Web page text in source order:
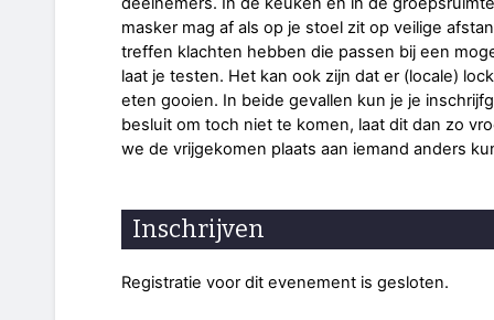
masker mag af als op je stoel zit op veilige
treffen klachten hebben die passen bij een
laat je testen. Het kan ook zijn dat er (locale)
eten gooien. In beide gevallen kun je je
besluit om toch niet te komen, laat dit dan zo
we de vrijgekomen plaats aan iemand anders
Inschrijven
Registratie voor dit evenement is gesloten.